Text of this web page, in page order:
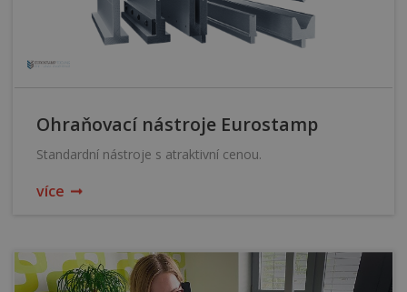
Ohraňovací nástroje Eurostamp
Standardní nástroje s atraktivní cenou.
více